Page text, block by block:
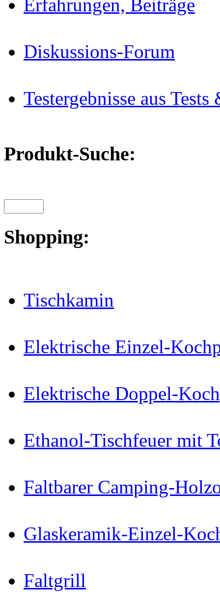
Erfahrungen, Beiträge
Diskussions-Forum
Testergebnisse aus
Produkt-Suche:
Shopping:
Tischkamin
Elektrische Einzel-
Elektrische Doppel-
Ethanol-Tischfeuer mit
Faltbarer Camping-
Glaskeramik-Einzel-
Faltgrill